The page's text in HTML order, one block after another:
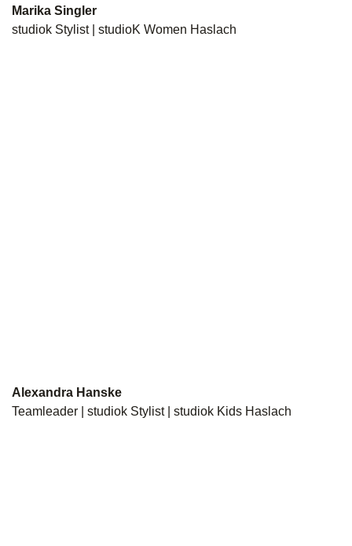
Marika Singler
studiok Stylist | studioK Women Haslach
Alexandra Hanske
Teamleader | studiok Stylist | studiok Kids Haslach